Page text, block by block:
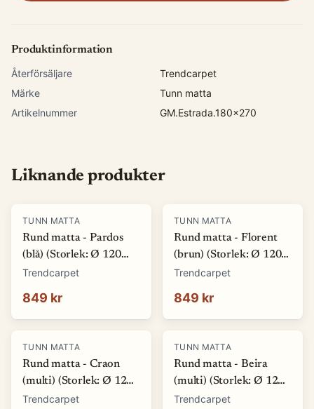
Produktinformation
Återförsäljare
Trendcarpet
Märke
Tunn matta
Artikelnummer
GM.Estrada.180x270
Liknande produkter
TUNN MATTA
Rund matta - Pardos
(blå) (Storlek: Ø 120
cm)
Trendcarpet
849 kr
TUNN MATTA
Rund matta - Florent
(brun) (Storlek: Ø 120
cm)
Trendcarpet
849 kr
TUNN MATTA
Rund matta - Craon
(multi) (Storlek: Ø 120
cm)
Trendcarpet
TUNN MATTA
Rund matta - Beira
(multi) (Storlek: Ø 120
cm)
Trendcarpet